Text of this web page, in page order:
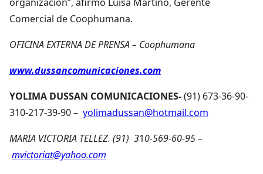
Comercial de Coophumana.
OFICINA EXTERNA DE PRENSA – Coophumana
www.dussancomunicaciones.com
YOLIMA DUSSAN COMUNICACIONES-(91) 673-36-90-
310-217-39-90 – yolimadussan@hotmail.com
MARIA VICTORIA TELLEZ. (91) 310-569-60-95 –
mvictoriat@yahoo.com